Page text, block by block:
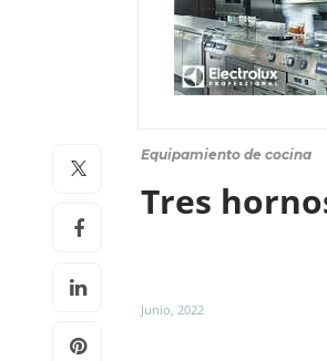
Equipamiento de cocina
Tres
Junio, 2022